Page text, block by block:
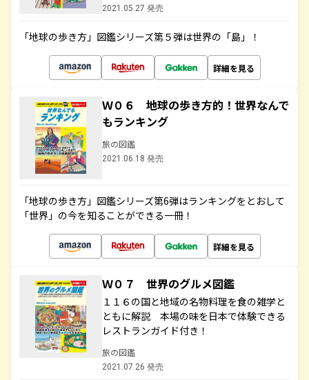
2021.05.27 発売
「地球の歩き方」図鑑シリーズ第５弾は世界の「島」！
詳細を見る
Ｗ０６ 地球の歩き方的！世界なんで
もランキング
旅の図鑑
2021.06.18 発売
「地球の歩き方」図鑑シリーズ第6弾はランキングをとおして
「世界」の今を知ることができる一冊！
詳細を見る
Ｗ０７ 世界のグルメ図鑑
１１６の国と地域の名物料理を食の雑学と
ともに解説 本場の味を日本で体験できる
レストランガイド付き！
旅の図鑑
2021.07.26 発売